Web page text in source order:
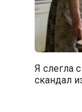
Я слегла
скандал